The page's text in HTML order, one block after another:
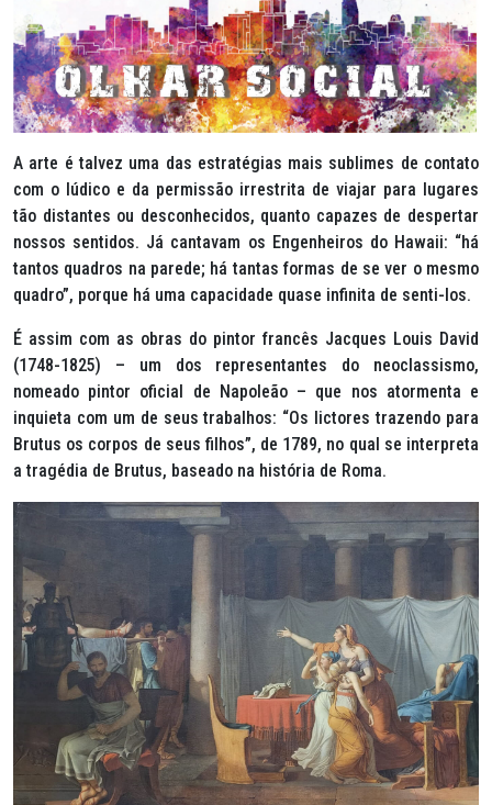
A arte é talvez uma das estratégias mais sublimes de contato
com o lúdico e da permissão irrestrita de viajar para lugares
tão distantes ou desconhecidos, quanto capazes de despertar
nossos sentidos. Já cantavam os Engenheiros do Hawaii: “há
tantos quadros na parede; há tantas formas de se ver o mesmo
quadro”, porque há uma capacidade quase infinita de senti-los.
É assim com as obras do pintor francês Jacques Louis David
(1748-1825) – um dos representantes do neoclassismo,
nomeado pintor oficial de Napoleão – que nos atormenta e
inquieta com um de seus trabalhos: “Os lictores trazendo para
Brutus os corpos de seus filhos”, de 1789, no qual se interpreta
a tragédia de Brutus, baseado na história de Roma.